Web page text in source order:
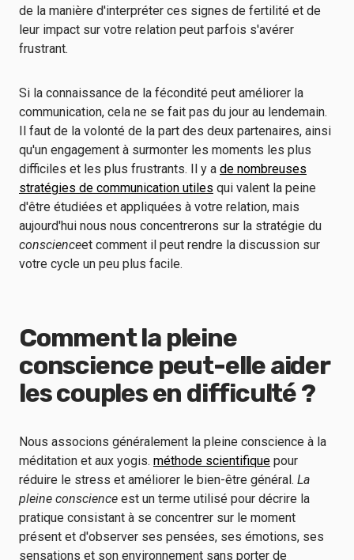
de la manière d'interpréter ces signes de fertilité et de
leur impact sur votre relation peut parfois s'avérer
frustrant.
Si la connaissance de la fécondité peut améliorer la
communication, cela ne se fait pas du jour au lendemain.
Il faut de la volonté de la part des deux partenaires, ainsi
qu'un engagement à surmonter les moments les plus
difficiles et les plus frustrants. Il y a de nombreuses
stratégies de communication utiles qui valent la peine
d'être étudiées et appliquées à votre relation, mais
aujourd'hui nous nous concentrerons sur la stratégie du
conscienceet comment il peut rendre la discussion sur
votre cycle un peu plus facile.
Comment la pleine
conscience peut-elle aider
les couples en difficulté ?
Nous associons généralement la pleine conscience à la
méditation et aux yogis. méthode scientifique pour
réduire le stress et améliorer le bien-être général. La
pleine conscience est un terme utilisé pour décrire la
pratique consistant à se concentrer sur le moment
présent et d'observer ses pensées, ses émotions, ses
sensations et son environnement sans porter de